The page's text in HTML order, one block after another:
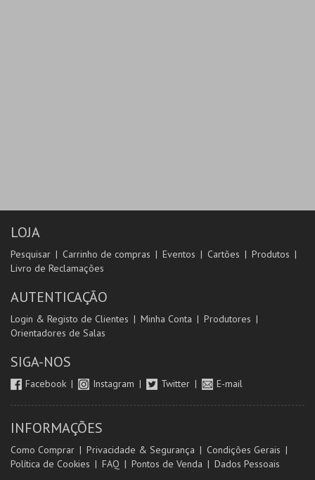
LOJA
Pesquisar Carrinho de compras Eventos Cartões
Produtos
Livro de Reclamações
AUTENTICAÇÃO
Login & Registo de Clientes Minha Conta
Produtores
Orientadores de Salas
SIGA-NOS
Facebook Instagram Twitter E-mail
INFORMAÇÕES
Como Comprar Privacidade & Segurança
Condições Gerais
Política de Cookies
FAQ Pontos de Venda Dados Pessoais